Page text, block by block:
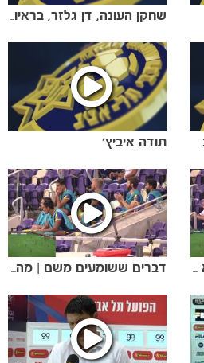
שחקן העונה, דן גלזר, בראיון סיכום העונה שלו
תודה איביץ' הנפת צלחת האליפות לעונת 2019/20
דברים ששומעים משם | מה השחקנים אומרים על הספסל בזמן משחק אליפות? חגיגות האליפות שעדיין לא ראיתם